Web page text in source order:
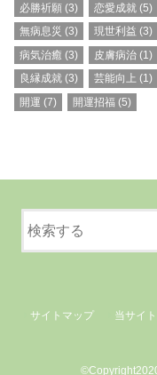
必勝祈願(3) 恋愛成就 (5)
無病息災(3) 現世利益 (3)
病気治癒(3) 皮膚病治 (1)
良縁成就(3) 芸能向上 (1)
開運(7) 開運招福 (5)
サイトマップ 当サイ